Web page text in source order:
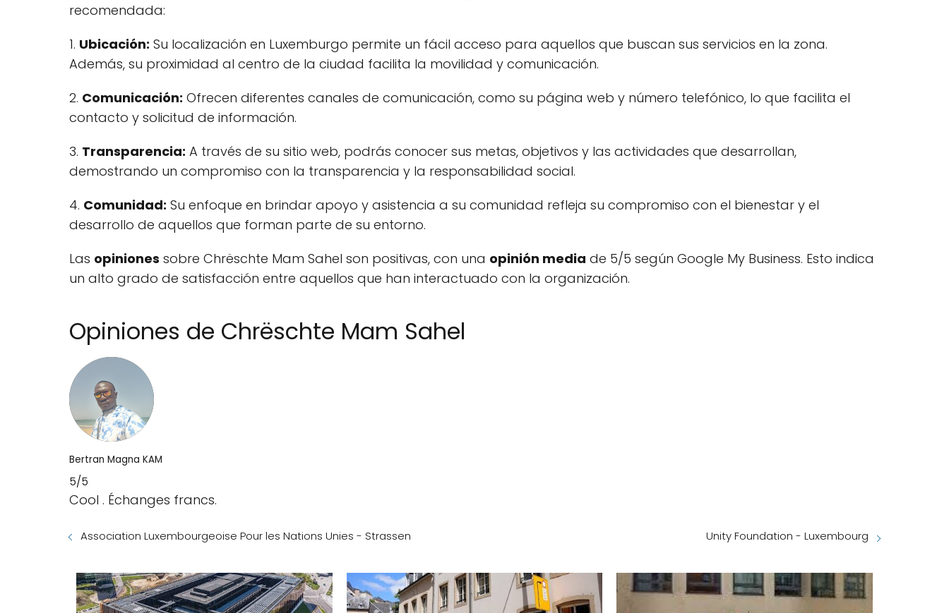
recomendada:
1. Ubicación: Su localización en Luxemburgo permite un fácil acceso para aquellos que buscan sus servicios en la zona.
Además, su proximidad al centro de la ciudad facilita la movilidad y comunicación.
2. Comunicación: Ofrecen diferentes canales de comunicación, como su página web y número telefónico, lo que facilita el
contacto y solicitud de información.
3. Transparencia: A través de su sitio web, podrás conocer sus metas, objetivos y las actividades que desarrollan,
demostrando un compromiso con la transparencia y la responsabilidad social.
4. Comunidad: Su enfoque en brindar apoyo y asistencia a su comunidad refleja su compromiso con el bienestar y el
desarrollo de aquellos que forman parte de su entorno.
Las opiniones sobre Chrëschte Mam Sahel son positivas, con una opinión media de 5/5 según Google My Business. Esto indica
un alto grado de satisfacción entre aquellos que han interactuado con la organización.
Opiniones de Chrëschte Mam Sahel
Bertran Magna KAM
5/5
Cool . Échanges francs.
Association Luxembourgeoise Pour les Nations Unies - Strassen Unity Foundation - Luxembourg